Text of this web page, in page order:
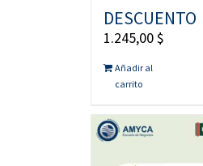
DESCUENTO
1.245,00$
Añadir al
carrito